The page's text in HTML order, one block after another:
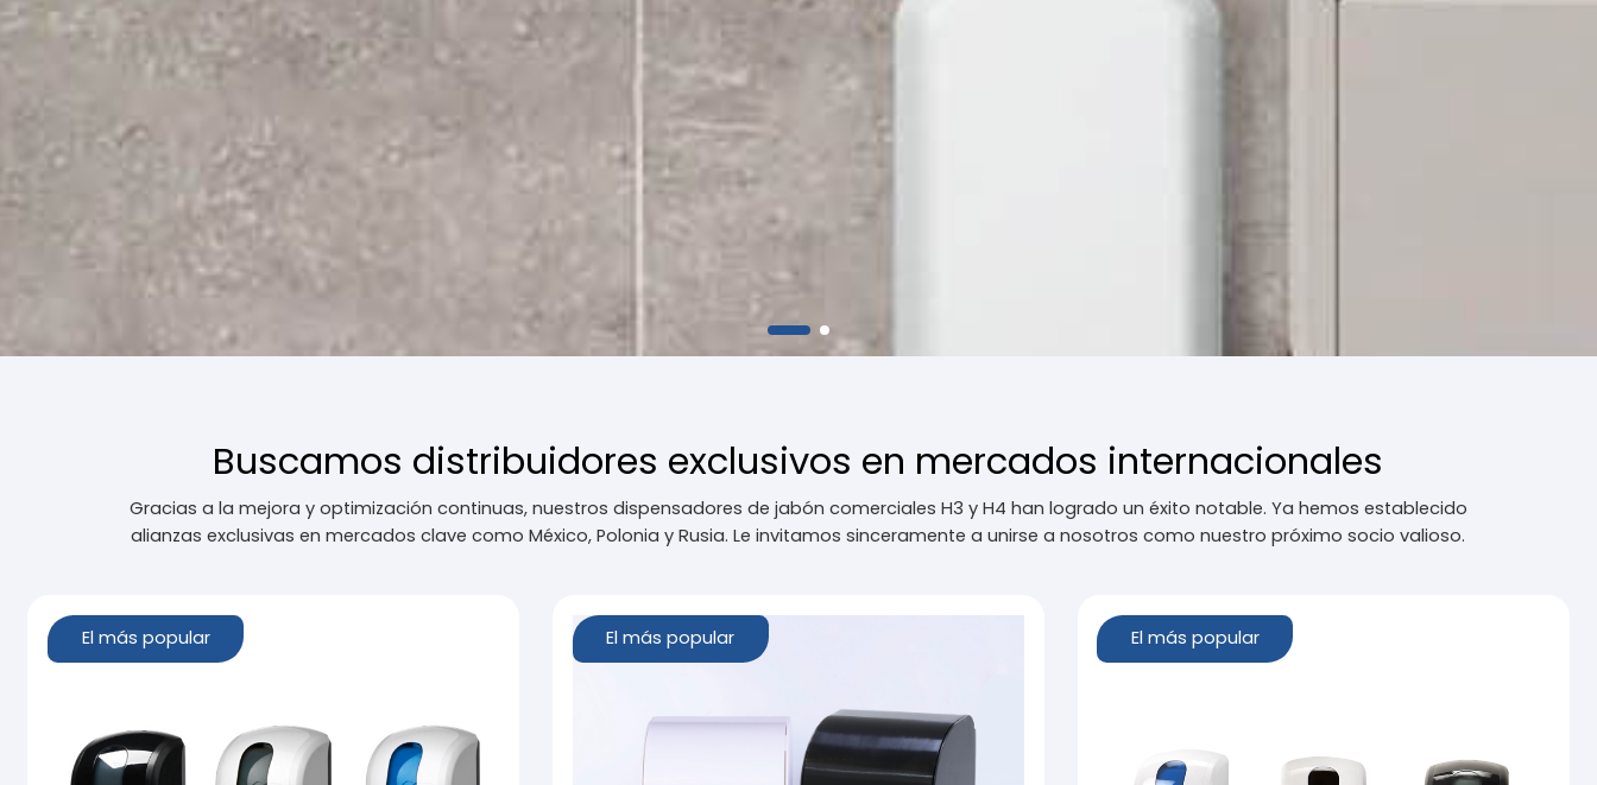
Buscamos distribuidores exclusivos en mercados internacionales
Gracias a la mejora y optimización continuas, nuestros dispensadores de jabón comerciales H3 y H4 han logrado un éxito notable. Ya hemos establecido
alianzas exclusivas en mercados clave como México, Polonia y Rusia. Le invitamos sinceramente a unirse a nosotros como nuestro próximo socio valioso.
El más popular El más popular El más popular